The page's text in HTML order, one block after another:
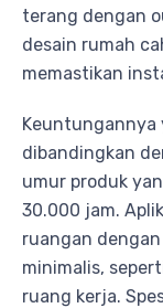
terang dengan
desain rumah
memastikan
Keuntungannya
dibandingkan
umur produk
30.000 jam.
ruangan
minimalis,
ruang kerja.